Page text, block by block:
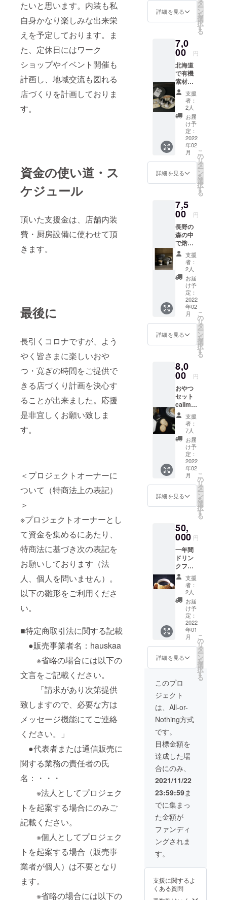
たいと思います。内装も私
自身かなり楽しみな出来栄
えを予定しております。ま
た、定休日にはワーク
ショップやイベント開催も
計画し、地域交流も図れる
店づくりを計画しておりま
す。
資金の使い道・ス
ケジュール
頂いた支援金は、店舗内装
費・厨房設備に使わせて頂
きます。
最後に
長引くコロナですが、よう
やく皆さまに楽しいおや
つ・寛ぎの時間をご提供で
きる店づくり計画を決心す
ることが出来ました。応援
是非宜しくお願い致しま
す。
＜プロジェクトオーナーに
ついて（特商法上の表記）
＞
※プロジェクトオーナーとし
て資金を集めるにあたり、
特商法に基づき次の表記を
お願いしております（法
人、個人を問いません）。
以下の雛形をご利用くださ
い。
■特定商取引法に関する記載
●販売事業者名：hauskaa
※省略の場合には以下の
文言をご記載ください。
「請求があり次第提供
致しますので、必要な方は
メッセージ機能にてご連絡
ください。」
●代表者または通信販売に
関する業務の責任者の氏
名：・・・
※法人としてプロジェク
トを起案する場合にのみご
記載ください。
※個人としてプロジェク
トを起案する場合（販売事
業者が個人）は不要となり
ます。
※省略の場合には以下の
今回ク
ラウド
特別に
ヴィー
当を
作って
下さい
ます。
クール
便で配
送予定
届いた
その日
にお召
し上が
りくだ
さい。
セット
をクラ
ディン
グ用に
お届け
させて
いただ
きま
す。 写
真はイ
メージ
です
詳細を見る
タ
ー
ン
を
選
択
す
る
7,0
00 円
北海道
で有機
素材を
使用し
てつく
jouet(ジ
ュエ)さ
んの
ジャム
は、美
味しさ
は勿
論！！
パッ
で優し
い味わ
いは最
後まで
飽きず
ついつ
い食べ
てしま
いま
す。 写
真はイ
メージ
です。
クラウ
ドファ
ンディ
ング用
きま
す。
サイズ
約60〜
65g×2
(味は同
じもの2
瓶にな
ります)
ご自身
で2瓶で
も◎ 誰
かにプ
レゼン
トした
くなる
支援
者：
2人
お届
け予
定：
2022
年02
月
詳細を見る
こ
の
リ
タ
ー
ン
を
選
択
す
る
7,5
00 円
長野の
森の中
で焙煎
されて
いる、
珈琲
calima(
カリマ)
さんの
こだわ
りの珈
琲豆。
深みが
あるの
にスッ
い。そ
して豆
が艶や
かで綺
麗。と
ても美
味しい
うえ
に、
hauska
aスイー
ツに良
く合う
珈琲で
す。 今
後
hauska
珈琲豆
を先行
がで
しょう
か？ 今
回クラ
ウド
ファン
ディン
グ用に
特別に
焙煎し
てくだ
さいま
す。
100g×2
じもの
けです)
支援
者：
2人
お届
け予
定：
2022
年02
月
詳細を見る
こ
の
リ
タ
ー
ン
を
選
択
す
る
8,0
00 円
おやつ
セット
calima
珈琲豆
100g×1
jouet
ハーフ
サイズ
ジャム
約60〜
65g×1
hauska
aショー
トブ
レッド2
枚入1袋
して見
たい方
にお勧
めです
支援
者：
7人
お届
け予
定：
2022
年02
月
詳細を見る
こ
の
リ
タ
ー
ン
を
選
択
す
る
50,
000 円
一年間
ドリン
クフ
リーパ
スポー
に付き
お一人
様でご
利用く
ださ
い。 一
日一回
ご利用
出来ま
か月最
大5回迄
ご利用
頂けま
す。 混
雑時等
ト対応
させて
頂く場
合がご
ざいま
す。 パ
スポー
ト紛失
時は再
発行出
来かね
ますの
で、一
持ちく
い。
支援
者：
2人
お届
け予
定：
2022
年01
月
詳細を見る
こ
の
リ
タ
ー
ン
を
選
択
す
る
このプロ
ジェクト
は、All-or-
Nothing方式
です。
目標金額を
達成した場
合にのみ、
2021/11/22
23:59:59ま
でに集まっ
た金額が
ファンディ
ングされま
す。
支援に関するよ
くある質問